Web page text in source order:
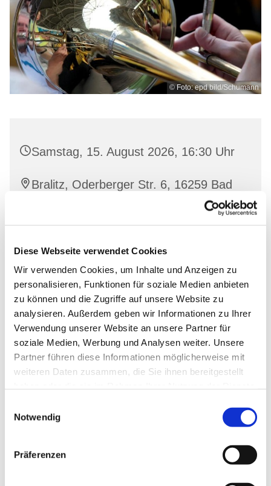
Diese Webseite verwendet Cookies
Wir verwenden Cookies, um Inhalte und Anzeigen zu
personalisieren, Funktionen für soziale Medien anbieten
zu können und die Zugriffe auf unsere Website zu
analysieren. Außerdem geben wir Informationen zu Ihrer
Verwendung unserer Website an unsere Partner für
soziale Medien, Werbung und Analysen weiter. Unsere
Partner führen diese Informationen möglicherweise mit
weiteren Daten zusammen, die Sie ihnen bereitgestellt
Notwendig
Präferenzen
© Foto: epd bild/Schumann
Samstag, 15. August 2026, 16:30 Uhr
Bralitz, Oderberger Str. 6, 16259 Bad
Interessierte sind herzlich willkommen!